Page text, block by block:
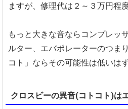
ますが、修理代は２～３万円程度
もっと大きな音ならコンプレッ
ルター、エバポレーターのつま
コト」ならその可能性は低いはず
クロスビーの異音(コトコト)は